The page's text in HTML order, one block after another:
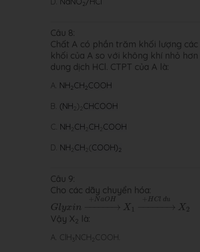
2
Câu 8:
Chất A có phần trăm khối lượng các
khối của A so với không khí nhỏ
dung dịch HCl. CTPT của A là:
A. NH2CH2COOH
B. (NH2 )2CHCOOH
C. NH2CH2CH2COOH
D. NH2CH2( COOH)2
Câu 9:
Cho các dãy chuyển hóa:
Glyxin
+ N a O H
−−−−−−→ X 1
+ H Cl du
−−−−−−→ X 2
G y xin→ +NaOH X 1→ +HC
Vậy X2 là:
A. ClH3NCH 2COOH.